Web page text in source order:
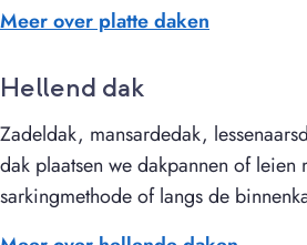
Meer over platte daken
Hellend dak
Zadeldak, mansardedak,
dak plaatsen we dakpannen of leien
sarkingmethode of langs de